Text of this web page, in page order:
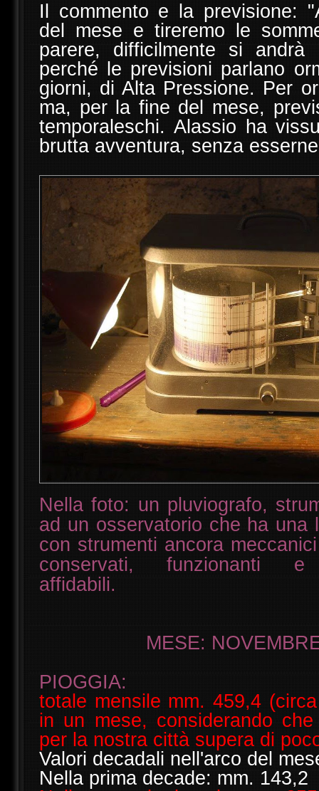
Il commento e la previsione:
del mese e tireremo le
parere, difficilmente si
perché le previsioni parlano
giorni, di Alta Pressione. Per
ma, per la fine del mese,
temporaleschi. Alassio ha
brutta avventura, senza
Nella foto: un pluviografo,
ad un osservatorio che ha una
con strumenti ancora
conservati, funzionanti e
affidabili.
MESE:
PIOGGIA:
totale mensile mm. 459,4
in un mese, considerando
per la nostra città supera di
Valori decadali nell'arco del
Nella prima decade: mm. 143,2